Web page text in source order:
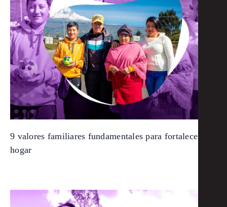
9 valores familiares fundamentales para fortalecer tu
hogar